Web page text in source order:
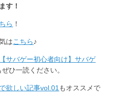
す！
ら ！
はこちら♪
【サバゲー初心者向け】サバゲ
ぜひ一読ください。
欲しい記事vol.01もオススメで